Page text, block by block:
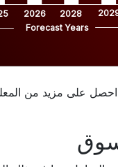
2026 2028
Forecast Years
احصل على مزيد من